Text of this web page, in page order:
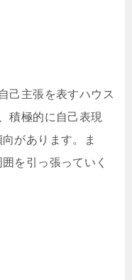
己主張を表すハウス
積極的に自己表現
があります。ま
を引っ張っていく